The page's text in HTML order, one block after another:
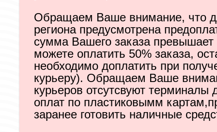
Обращаем Ваше внимание, что
региона предусмотрена
сумма Вашего заказа
можете оплатить 50% заказа,
необходимо доплатить при
курьеру). Обращаем Ваше
курьеров отсутсвуют терминалы
оплат по пластиковымм
заранее готовить наличные